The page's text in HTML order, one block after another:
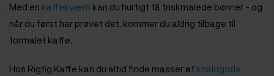
Med en kaffekværn kan du hurtigt få friskmalede bønner - og
når du først har prøvet det, kommer du aldrig tilbage til
formalet kaffe.
Hos Rigtig Kaffe kan du altid finde masser af knaldgode